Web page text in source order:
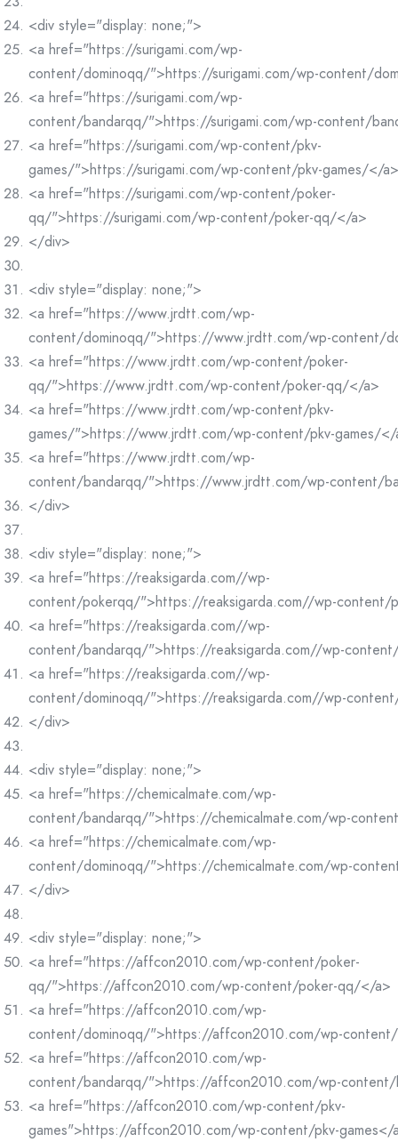
<div style="display: none;">
<a href="https://surigami.com/wp-
content/dominoqq/">https://surigami.com/wp-content/
<a href="https://surigami.com/wp-
content/bandarqq/">https://surigami.com/wp-content/
<a href="https://surigami.com/wp-content/pkv-
games/">https://surigami.com/wp-content/pkv-games/</a>
<a href="https://surigami.com/wp-content/poker-
qq/">https://surigami.com/wp-content/poker-qq/</a>
</div>
<div style="display: none;">
<a href="https://www.jrdtt.com/wp-
content/dominoqq/">https://www.jrdtt.com/wp-content/
<a href="https://www.jrdtt.com/wp-content/poker-
qq/">https://www.jrdtt.com/wp-content/poker-qq/</a>
<a href="https://www.jrdtt.com/wp-content/pkv-
games/">https://www.jrdtt.com/wp-content/pkv-games/
<a href="https://www.jrdtt.com/wp-
content/bandarqq/">https://www.jrdtt.com/wp-content/
</div>
<div style="display: none;">
<a href="https://reaksigarda.com//wp-
content/pokerqq/">https://reaksigarda.com//wp-content/
<a href="https://reaksigarda.com//wp-
content/bandarqq/">https://reaksigarda.com//wp-
<a href="https://reaksigarda.com//wp-
content/dominoqq/">https://reaksigarda.com//wp-
</div>
<div style="display: none;">
<a href="https://chemicalmate.com/wp-
content/bandarqq/">https://chemicalmate.com/wp-
<a href="https://chemicalmate.com/wp-
content/dominoqq/">https://chemicalmate.com/wp-
</div>
<div style="display: none;">
<a href="https://affcon2010.com/wp-content/poker-
qq/">https://affcon2010.com/wp-content/poker-qq/</a>
<a href="https://affcon2010.com/wp-
content/dominoqq/">https://affcon2010.com/wp-
<a href="https://affcon2010.com/wp-
content/bandarqq/">https://affcon2010.com/wp-
<a href="https://affcon2010.com/wp-content/pkv-
games">https://affcon2010.com/wp-content/pkv-games</